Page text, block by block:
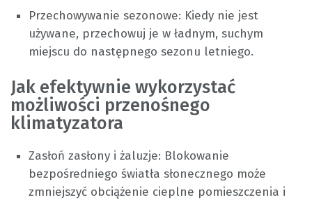
Przechowywanie sezonowe: Kiedy nie jest
używane, przechowuj je w ładnym, suchym
miejscu do następnego sezonu letniego.
Jak efektywnie wykorzystać
możliwości przenośnego
klimatyzatora
Zasłoń zasłony i żaluzje: Blokowanie
bezpośredniego światła słonecznego może
zmniejszyć obciążenie cieplne pomieszczenia i